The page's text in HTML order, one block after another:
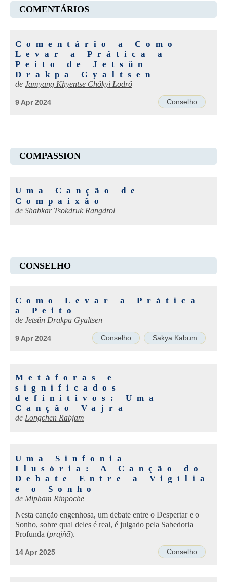
COMENTÁRIOS
Comentário a Como
Levar a Prática a
Peito de Jetsün
Drakpa Gyaltsen
de Jamyang Khyentse Chökyi Lodrö
Conselho
9 Apr 2024
COMPASSION
Uma Canção de
Compaixão
de Shabkar Tsokdruk Rangdrol
CONSELHO
Como Levar a Prática
a Peito
de Jetsün Drakpa Gyaltsen
Conselho Sakya Kabum
9 Apr 2024
Metáforas e
significados
definitivos: Uma
Canção Vajra
de Longchen Rabjam
Uma Sinfonia
Ilusória: A Canção do
Debate Entre a Vigília
e o Sonho
de Mipham Rinpoche
Nesta canção engenhosa, um debate entre o Despertar e o
Sonho, sobre qual deles é real, é julgado pela Sabedoria
Profunda (prajñā).
Conselho
14 Apr 2025